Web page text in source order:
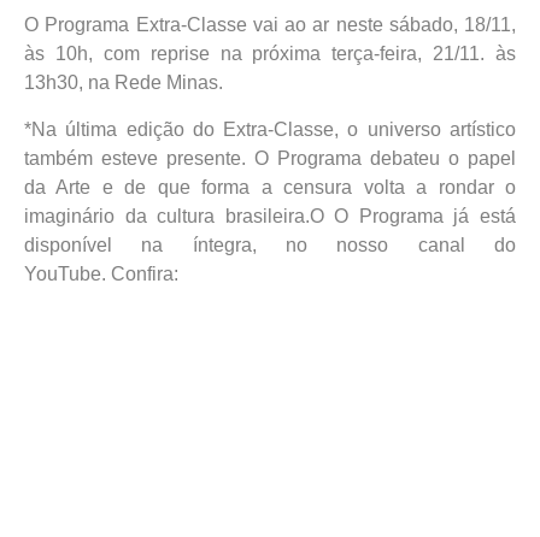
O Programa Extra-Classe vai ao ar neste sábado, 18/11,
às 10h, com reprise na próxima terça-feira, 21/11. às
13h30, na Rede Minas.
*Na última edição do Extra-Classe, o universo artístico
também esteve presente. O Programa debateu o papel
da Arte e de que forma a censura volta a rondar o
imaginário da cultura brasileira.O O Programa já está
disponível na íntegra, no nosso canal do
YouTube. Confira: